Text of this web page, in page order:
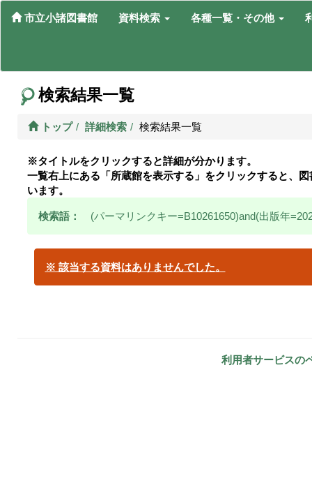
市立小諸図書館 資料検索 各種一覧・その他
検索結果一覧
トップ 詳細検索 検索結果一覧
※タイトルをクリックすると詳細が分かります。
一覧右上にある「所蔵館を表示する」をクリックすると、
います。
検索語： (パーマリンクキー=B10261650)and(出版年
※ 該当する資料はありませんでした。
利用者サービスの